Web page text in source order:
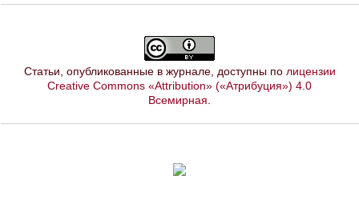
Статьи, опубликованные в журнале, доступны по лицензии
Creative Commons «Attribution» («Атрибуция») 4.0
Всемирная